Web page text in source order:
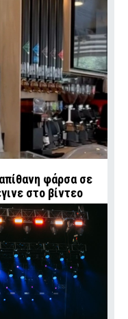
φάρσα σε
στο βίντεο